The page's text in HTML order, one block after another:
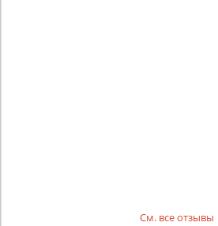
См. все отзывы